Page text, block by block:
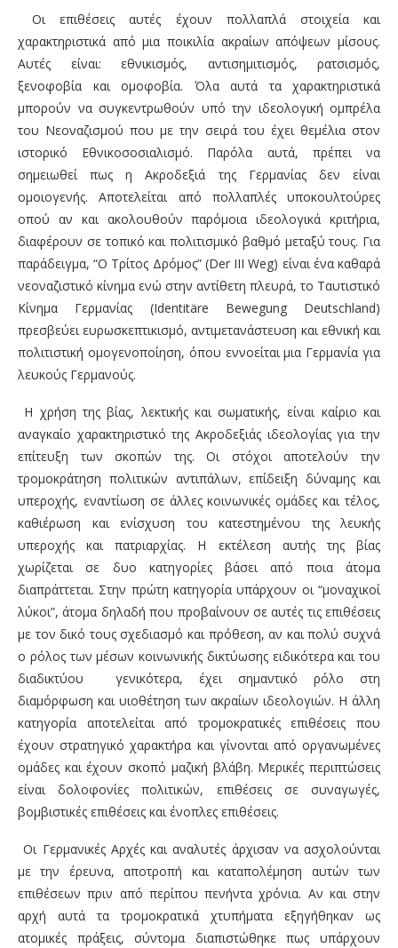
Οι επιθέσεις αυτές έχουν πολλαπλά στοιχεία και
χαρακτηριστικά από μια ποικιλία ακραίων απόψεων μίσους.
Αυτές είναι: εθνικισμός, αντισημιτισμός, ρατσισμός,
ξενοφοβία και ομοφοβία. Όλα αυτά τα χαρακτηριστικά
μπορούν να συγκεντρωθούν υπό την ιδεολογική ομπρέλα
του Νεοναζισμού που με την σειρά του έχει θεμέλια στον
ιστορικό Εθνικοσοσιαλισμό. Παρόλα αυτά, πρέπει να
σημειωθεί πως η Ακροδεξιά της Γερμανίας δεν είναι
ομοιογενής. Αποτελείται από πολλαπλές υποκουλτούρες
οπού αν και ακολουθούν παρόμοια ιδεολογικά κριτήρια,
διαφέρουν σε τοπικό και πολιτισμικό βαθμό μεταξύ τους. Για
παράδειγμα, “Ο Τρίτος Δρόμος” (Der III Weg) είναι ένα καθαρά
νεοναζιστικό κίνημα ενώ στην αντίθετη πλευρά, το Ταυτιστικό
Κίνημα Γερμανίας (Identitäre Bewegung Deutschland)
πρεσβεύει ευρωσκεπτικισμό, αντιμετανάστευση και εθνική και
πολιτιστική ομογενοποίηση, όπου εννοείται μια Γερμανία για
λευκούς Γερμανούς.
Η χρήση της βίας, λεκτικής και σωματικής, είναι καίριο και
αναγκαίο χαρακτηριστικό της Ακροδεξιάς ιδεολογίας για την
επίτευξη των σκοπών της. Οι στόχοι αποτελούν την
τρομοκράτηση πολιτικών αντιπάλων, επίδειξη δύναμης και
υπεροχής, εναντίωση σε άλλες κοινωνικές ομάδες και τέλος,
καθιέρωση και ενίσχυση του κατεστημένου της λευκής
υπεροχής και πατριαρχίας. Η εκτέλεση αυτής της βίας
χωρίζεται σε δυο κατηγορίες βάσει από ποια άτομα
διαπράττεται. Στην πρώτη κατηγορία υπάρχουν οι “μοναχικοί
λύκοι”, άτομα δηλαδή που προβαίνουν σε αυτές τις επιθέσεις
με τον δικό τους σχεδιασμό και πρόθεση, αν και πολύ συχνά
ο ρόλος των μέσων κοινωνικής δικτύωσης ειδικότερα και του
διαδικτύου γενικότερα, έχει σημαντικό ρόλο στη
διαμόρφωση και υιοθέτηση των ακραίων ιδεολογιών. Η άλλη
κατηγορία αποτελείται από τρομοκρατικές επιθέσεις που
έχουν στρατηγικό χαρακτήρα και γίνονται από οργανωμένες
ομάδες και έχουν σκοπό μαζική βλάβη. Μερικές περιπτώσεις
είναι δολοφονίες πολιτικών, επιθέσεις σε συναγωγές,
βομβιστικές επιθέσεις και ένοπλες επιθέσεις.
Οι Γερμανικές Αρχές και αναλυτές άρχισαν να ασχολούνται
με την έρευνα, αποτροπή και καταπολέμηση αυτών των
επιθέσεων πριν από περίπου πενήντα χρόνια. Αν και στην
αρχή αυτά τα τρομοκρατικά χτυπήματα εξηγήθηκαν ως
ατομικές πράξεις, σύντομα διαπιστώθηκε πως υπάρχουν